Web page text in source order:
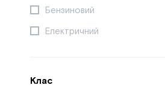
HANDY
Hecht
Бензиновий
Електричний
Клас